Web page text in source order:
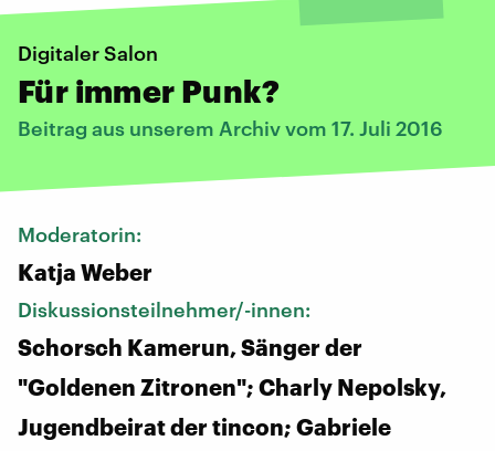
Digitaler Salon
Für immer Punk?
Beitrag aus unserem Archiv vom 17. Juli 2016
Moderatorin:
Katja Weber
Diskussionsteilnehmer/-innen:
Schorsch Kamerun, Sänger der
"Goldenen Zitronen"; Charly Nepolsky,
Jugendbeirat der tincon; Gabriele